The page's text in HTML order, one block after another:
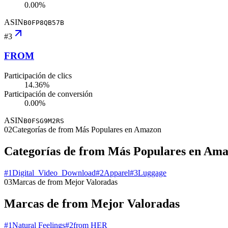
0.00%
ASINB0FP8QB57B
#3
FROM
Participación de clics
14.36%
Participación de conversión
0.00%
ASINB0FSG9M2RS
02Categorías de from Más Populares en Amazon
Categorías de from Más Populares en
#1Digital_Video_Download#2Apparel#3Luggage
03Marcas de from Mejor Valoradas
Marcas de from Mejor Valoradas
#1Natural Feelings#2from HER